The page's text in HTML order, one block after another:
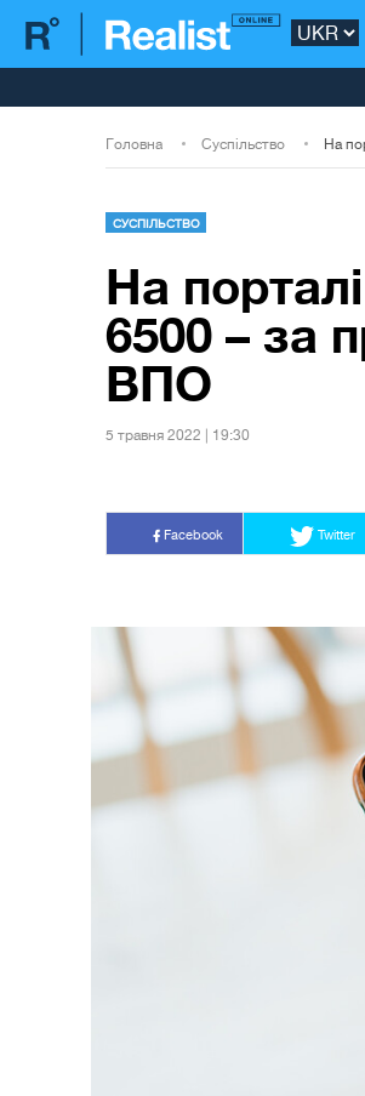
Головна Суспільство
СУСПІЛЬСТВО
На
6500 – за
ВПО
5 травня 2022 | 19:30
Facebook Twitter